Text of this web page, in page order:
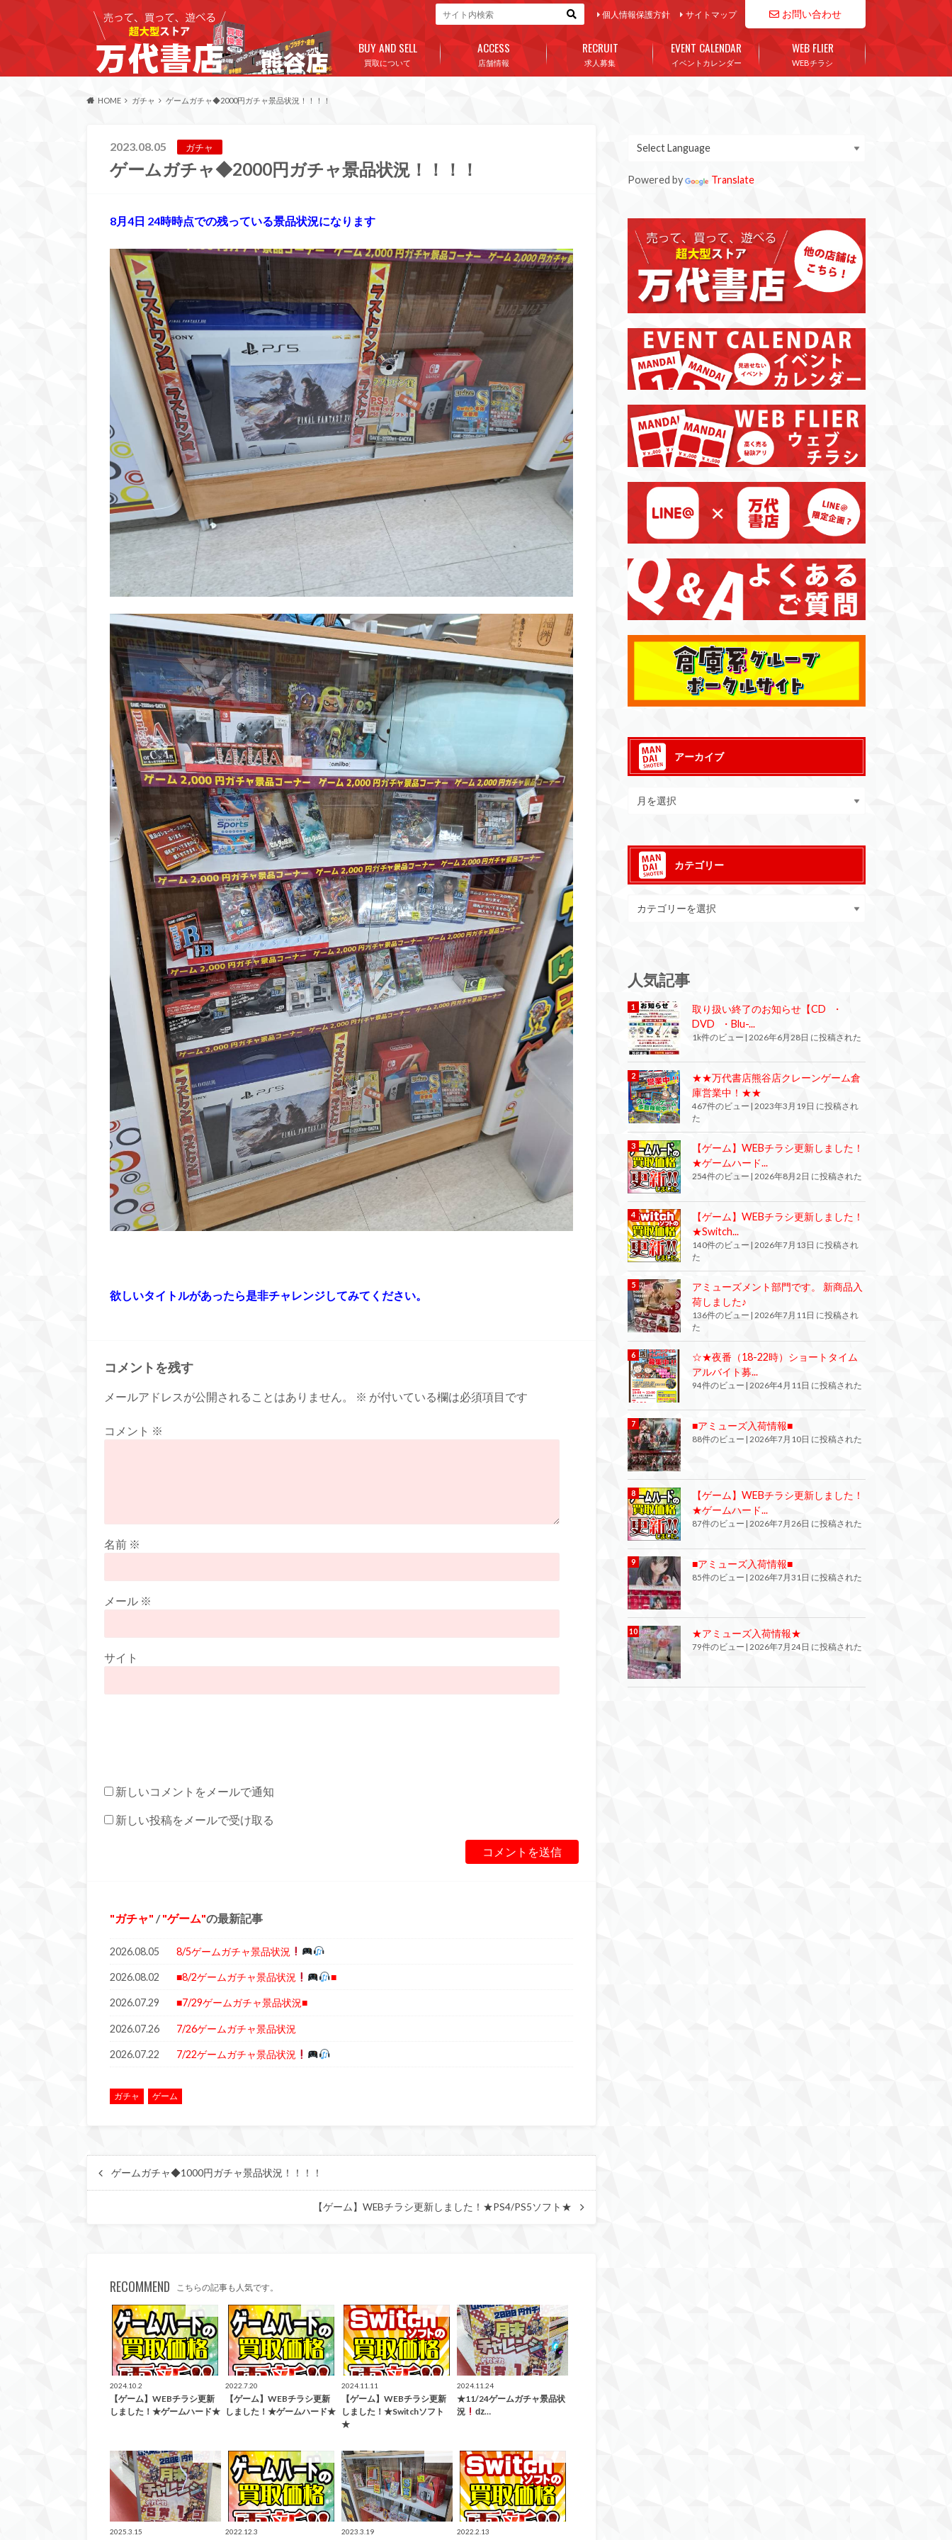
お問い合わせ
個人情報保護方針 サイトマップ
買取について
BUY AND SELL
店舗情報
ACCESS
求人募集
RECRUIT
イベントカレンダー
EVENT CALENDAR
WEBチラシ
WEB FLIER
HOME ガチャ ゲームガチャ◆2000円ガチャ景品状況！！！！
2023.08.05 ガチャ
ゲームガチャ◆2000円ガチャ景品状況！！！！
8月4日 24時時点での残っている景品状況になります
欲しいタイトルがあったら是非チャレンジしてみてください。
コメントを残す
メールアドレスが公開されることはありません。 ※ が付いている欄は必須項目です
コメント ※
名前 ※
メール ※
サイト
新しいコメントをメールで通知
新しい投稿をメールで受け取る
ガチャ / ゲーム の最新記事
2026.08.05 8/5ゲームガチャ景品状況
2026.08.02 ■8/2ゲームガチャ景品状況 ■
2026.07.29 ■7/29ゲームガチャ景品状況■
2026.07.26 7/26ゲームガチャ景品状況
2026.07.22 7/22ゲームガチャ景品状況
ガチャ ゲーム
ゲームガチャ◆1000円ガチャ景品状況！！！！
【ゲーム】WEBチラシ更新しました！★PS4/PS5ソフト★
RECOMMEND こちらの記事も人気です。
買取告知
2024.10.2
【ゲーム】WEBチラシ更新
しました！★ゲームハード★
買取告知
2022.7.20
【ゲーム】WEBチラシ更新
しました！★ゲームハード★
買取告知
2024.11.11
【ゲーム】WEBチラシ更新
しました！★Switchソフト
★
2024.11.24
★11/24ゲームガチャ景品状
況
ǳ…
2025.3.15
買取告知
2022.12.3 2023.3.19
買取告知
2022.2.13
Powered by Translate
アーカイブ
カテゴリー
人気記事
取り扱い終了のお知らせ【CD ・
DVD ・Blu-...
1k件のビュー | 2026年6月28日 に投稿された
★★万代書店熊谷店クレーンゲーム倉
庫営業中！★★
467件のビュー
2023年3月19日 に投稿され
た
【ゲーム】WEBチラシ更新しました！
★ゲームハード...
254件のビュー | 2026年8月2日 に投稿された
【ゲーム】WEBチラシ更新しました！
★Switch...
140件のビュー
2026年7月13日 に投稿され
た
アミューズメント部門です。 新商品入
荷しました♪
136件のビュー | 2026年7月11日 に投稿され
た
☆★夜番（18-22時）ショートタイム
アルバイト募...
94件のビュー | 2026年4月11日 に投稿された
■アミューズ入荷情報■
88件のビュー 2026年7月10日 に投稿された
【ゲーム】WEBチラシ更新しました！
★ゲームハード...
87件のビュー | 2026年7月26日 に投稿された
■アミューズ入荷情報■
85件のビュー 2026年7月31日 に投稿された
★アミューズ入荷情報★
79件のビュー | 2026年7月24日 に投稿された